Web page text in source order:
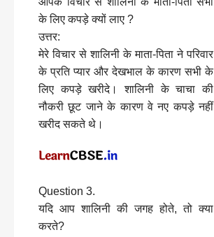
के लिए कपड़े क्यों लाए ?
उत्तर:
मेरे विचार से शालिनी के माता-पिता ने परिवार
के प्रति प्यार और देखभाल के कारण सभी के
लिए कपड़े खरीदे। शालिनी के चाचा की
नौकरी छूट जाने के कारण वे नए कपड़े नहीं
खरीद सकते थे।
Question 3.
यदि आप शालिनी की जगह होते, तो क्या
करते?